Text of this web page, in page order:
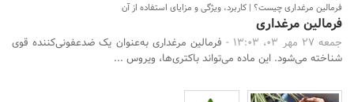
فرمالین مرغداری چیست؟ | کاربرد، ویژگی و مزایای استفاده از آن
فرمالین مرغداری
جمعه 27 مهر 03، 13:03 -
فرمالین مرغداری‌ به‌عنوان یک ضدعفونی‌کننده قوی
شناخته می‌شود. این ماده می‌تواند باکتری‌ها، ویروس ...